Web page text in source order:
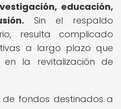
educación,
Sin el respaldo
resulta complicado
a largo plazo que
la revitalización de
de fondos destinados a